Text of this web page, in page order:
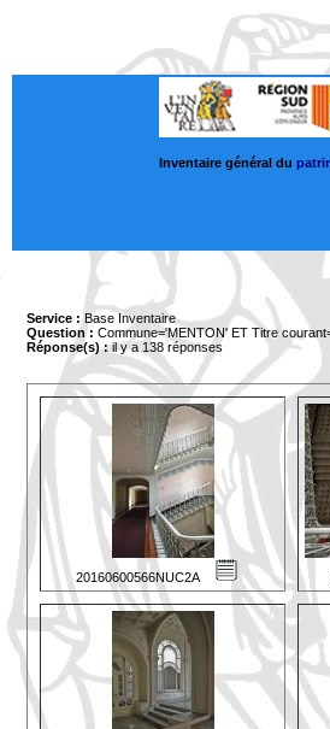
Inventaire général du
Service : Base Inventaire
Question : Commune='MENTON' ET Titre
Réponse(s) :il y a 138 réponses
20160600566NUC2A